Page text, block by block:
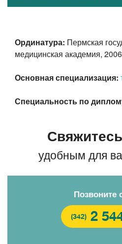
Ординатура: Пермская
медицинская академия, 2006
Основная специализация:
Специальность по
удобным для
Позвоните
(342) 2